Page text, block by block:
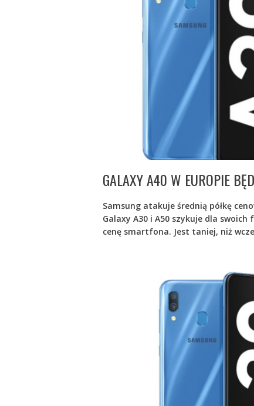
GALAXY A40 W EUROPIE
Samsung atakuje średnią półkę
Galaxy A30 i A50 szykuje dla
cenę smartfona. Jest taniej, niż